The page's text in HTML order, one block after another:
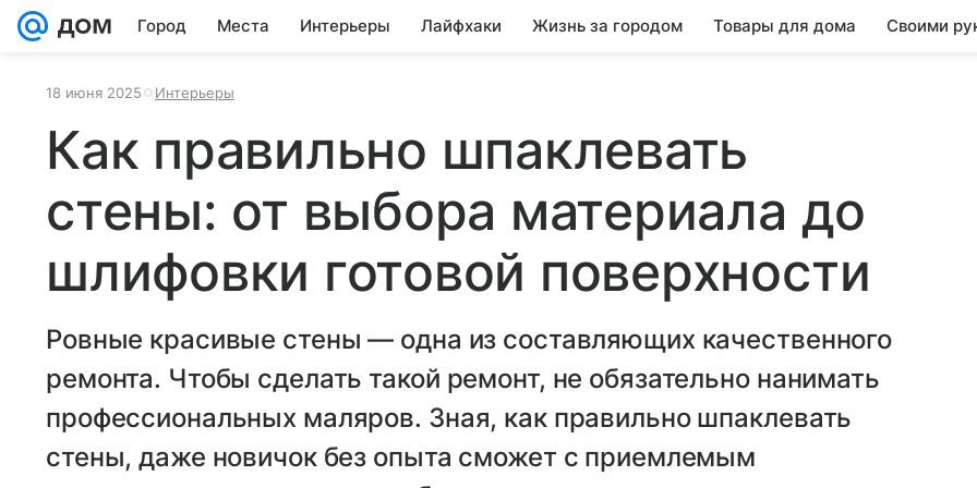
Город Места Интерьеры Лайфхаки Жизнь за городом Товары для дома Своими
18 июня 2025 Интерьеры
Как правильно шпаклевать
стены: от выбора материала до
шлифовки готовой поверхности
Ровные красивые стены — одна из составляющих качественного
ремонта. Чтобы сделать такой ремонт, не обязательно нанимать
профессиональных маляров. Зная, как правильно шпаклевать
стены, даже новичок без опыта сможет с приемлемым